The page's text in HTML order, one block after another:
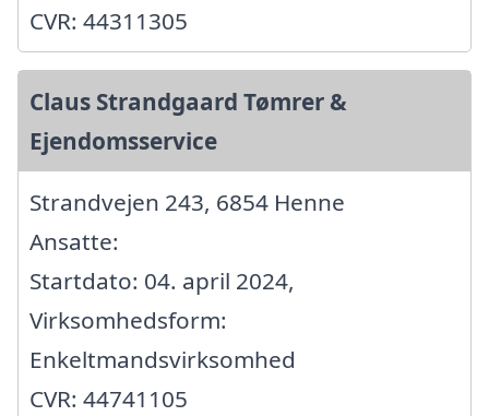
CVR: 44311305
Claus Strandgaard Tømrer &
Ejendomsservice
Strandvejen 243, 6854 Henne
Ansatte:
Startdato: 04. april 2024,
Virksomhedsform:
Enkeltmandsvirksomhed
CVR: 44741105